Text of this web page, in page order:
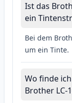
Ist das
ein
Bei dem
um ein Tinte.
Wo finde
Brother LC-